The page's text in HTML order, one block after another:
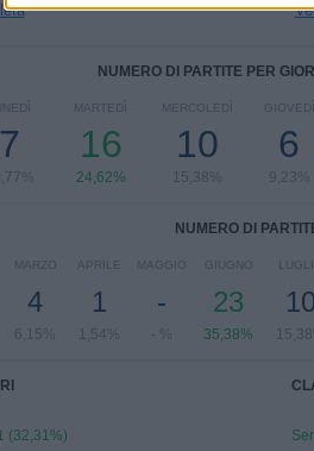
NUMERO DI PARTITE PER
7
MARTEDÌ
16
24,62%
MERCOLEDÌ
10
15,38%
GIOVEDÌ
6
9,23%
NUMERO DI
MARZO
4
6,15%
APRILE
1
1,54%
MAGGIO
-
- %
GIUGNO
23
35,38%
(32,31%)